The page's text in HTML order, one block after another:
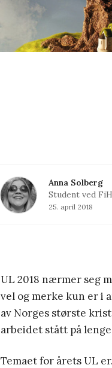
Anna Solberg
Student ved FiH
25. april 2018
UL 2018 nærmer seg
vel og merke kun er i
av Norges største
arbeidet stått på
Temaet for årets UL